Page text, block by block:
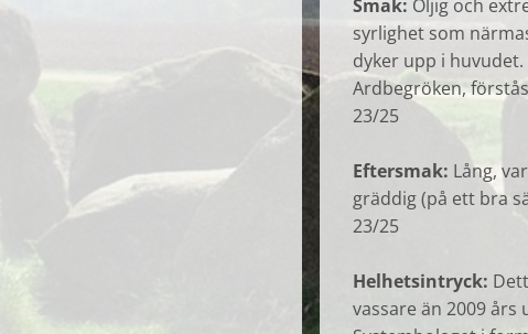
Smak: Oljig och
syrlighet som
dyker upp i
Ardbegröken,
23/25
Eftersmak: Lång,
gräddig (på ett bra
23/25
Helhetsintryck:
vassare än 2009 års